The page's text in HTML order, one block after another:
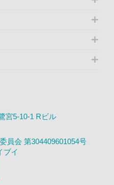
宮5-10-1 Rビル
員会 第304409601054号
ブイ